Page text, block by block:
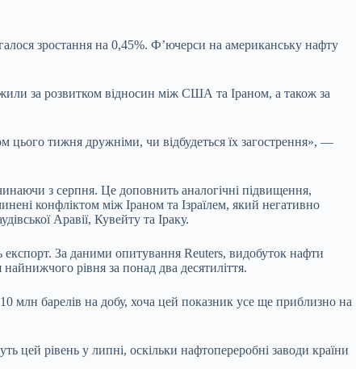
зростання на 0,45%. Ф’ючерси на американську нафту
за розвитком відносин між США та Іраном, а також за
тижня дружніми, чи відбудеться їх загострення», —
з серпня. Це доповнить аналогічні підвищення,
конфліктом між Іраном та Ізраїлем, який негативно
Аравії, Кувейту та Іраку.
За даними опитування Reuters, видобуток нафти
рівня за понад два десятиліття.
млн барелів на добу, хоча цей показник усе ще приблизно на
цей рівень у липні, оскільки нафтопереробні заводи країни